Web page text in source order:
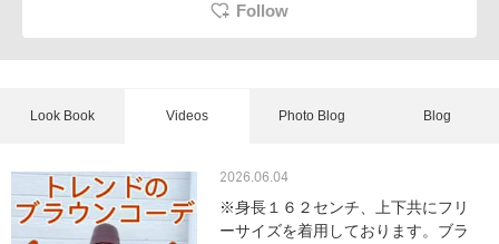
Follow
Look Book Videos Photo Blog Blog
2026.06.04
※身長１６２センチ、上下共にフリ
ーサイズを着用しております。ブラ